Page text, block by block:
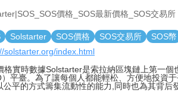
價格_SOS最新價格_SOS交易所
Solstarter SOS價格 SOS交易所
SOS幣
solstarter.org/index.html
格實時數據Solstarter是索拉納區塊鏈上第一
）平臺。為了讓每個人都能輕松、方便地投資
公平的方式籌集流動性的能力,同時也為其背后